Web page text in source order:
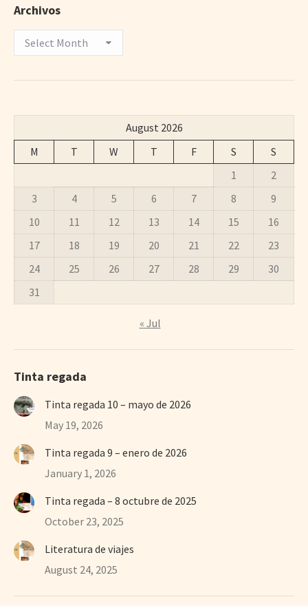
Archivos
Archivos
August 2026
M
T W T F S
S
1
2
3
4 5 6 7 8
9
10
11 12 13 14 15
16
17
18 19 20 21 22
23
24
25 26 27 28 29
30
31
« Jul
Tinta regada
Tinta regada 10 – mayo de 2026
May 19, 2026
Tinta regada 9 – enero de 2026
January 1, 2026
Tinta regada – 8 octubre de 2025
October 23, 2025
Literatura de viajes
August 24, 2025